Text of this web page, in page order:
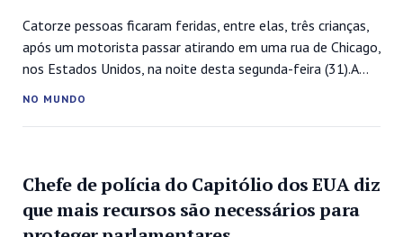
Catorze pessoas ficaram feridas, entre elas, três crianças,
após um motorista passar atirando em uma rua de Chicago,
nos Estados Unidos, na noite desta segunda-feira (31).A
crianças costumam andar pelas ruas e bater de...
NO MUNDO
Chefe de polícia do Capitólio dos EUA diz
que mais recursos são necessários para